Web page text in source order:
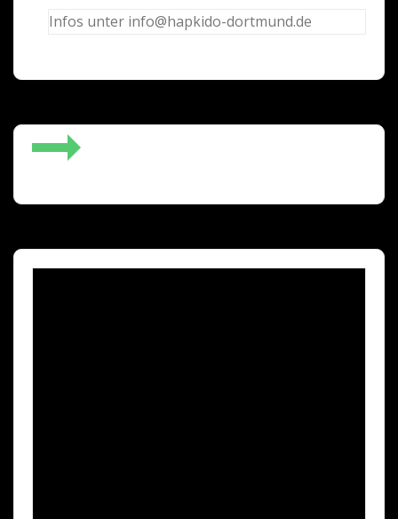
Infos unter info@hapkido-dortmund.de